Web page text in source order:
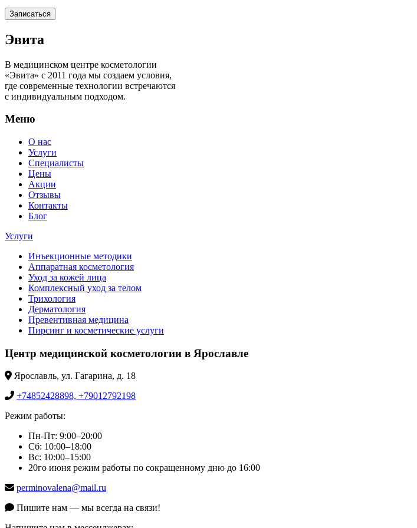
Записаться
Эвита
В медицинском центре косметологии
«Эвита» с 2011 года мы создаем условия,
где современные технологии встречаются
с индивидуальным подходом.
Меню
О нас
Услуги
Специалисты
Цены
Акции
Отзывы
Контакты
Блог
Услуги
Инъекционные методики
Аппаратная косметология
Уход за кожей лица
Комплексный уход за телом
Трихология
Дерматология
Превентивная медицина
Пирсинг и косметические услуги
Центр медицинской косметологии в Ярославле
Ярославль, ул. Гагарина, д. 18
+74852428898, +79012792198
Режим работы:
Пн-Пт: 9:00–20:00
Сб: 10:00–18:00
Вс: 10:00–15:00
20го июня режим работы по сокращенному дню до 16:00
perminovalena@mail.ru
Пишите нам — мы всегда на связи!